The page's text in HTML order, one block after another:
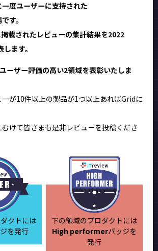
度ユーザーに支持された
す。
載されたレビューの集計結果を2022
ます。
ーザー評価の高い2領域を表彰いたしま
ーが10件以上の製品が1つ以上あればGridに
けて皆さまも是非レビューを投稿くださ
クトには
を発行
下の領域のプロダクトには
High performerバッジを
発行